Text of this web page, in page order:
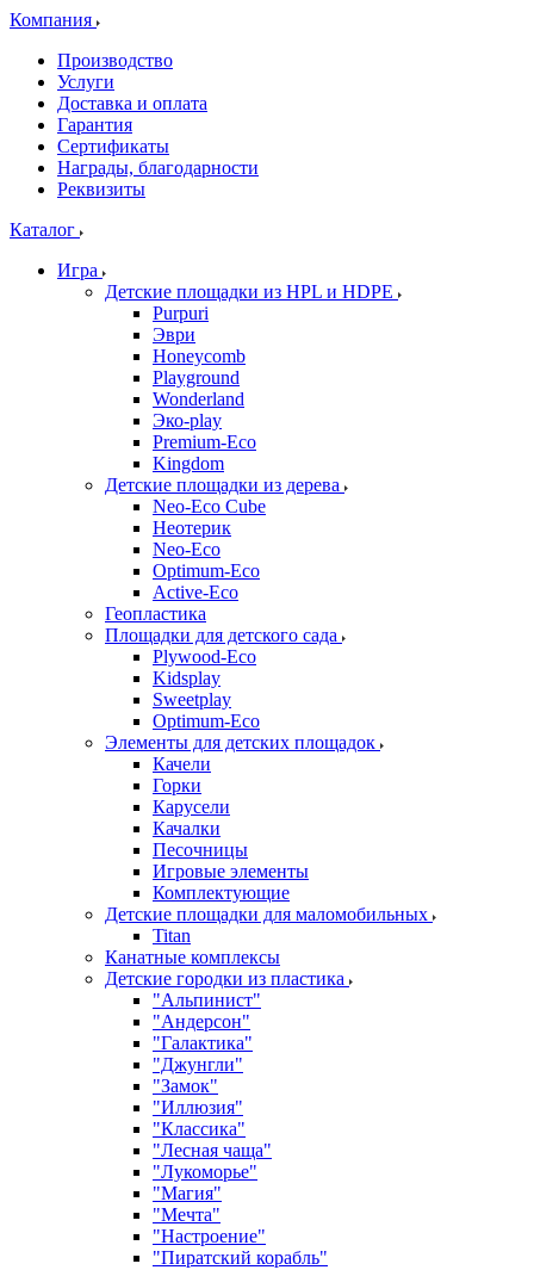
Компания
Производство
Услуги
Доставка и оплата
Гарантия
Сертификаты
Награды, благодарности
Реквизиты
Каталог
Игра
Детские площадки из HPL и HDPE
Purpuri
Эври
Honeycomb
Playground
Wonderland
Эко-play
Premium-Eco
Kingdom
Детские площадки из дерева
Neo-Eco Cube
Неотерик
Neo-Eco
Оptimum-Еco
Active-Eco
Геопластика
Площадки для детского сада
Plywood-Eco
Kidsplay
Sweetplay
Оptimum-Еco
Элементы для детских площадок
Качели
Горки
Карусели
Качалки
Песочницы
Игровые элементы
Комплектующие
Детские площадки для маломобильных
Titan
Канатные комплексы
Детские городки из пластика
"Альпинист"
"Андерсон"
"Галактика"
"Джунгли"
"Замок"
"Иллюзия"
"Классика"
"Лесная чаща"
"Лукоморье"
"Магия"
"Мечта"
"Настроение"
"Пиратский корабль"